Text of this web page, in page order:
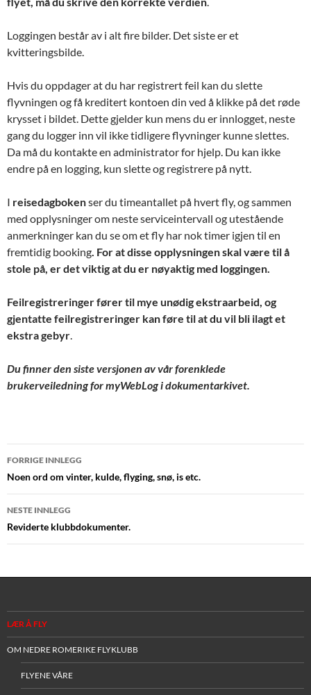
Loggingen består av i alt fire bilder. Det siste er et
kvitteringsbilde.
Hvis du oppdager at du har registrert feil kan du slette
flyvningen og få kreditert kontoen din ved å klikke på det røde
krysset i bildet. Dette gjelder kun mens du er innlogget, neste
gang du logger inn vil ikke tidligere flyvninger kunne slettes.
Da må du kontakte en administrator for hjelp. Du kan ikke
endre på en logging, kun slette og registrere på nytt.
I reisedagbokenser du timeantallet på hvert fly, og sammen
med opplysninger om neste serviceintervall og utestående
anmerkninger kan du se om et fly har nok timer igjen til en
fremtidig booking. For at disse opplysningen skal være til å
stole på, er det viktig at du er nøyaktig med loggingen.
Feilregistreringer fører til mye unødig ekstraarbeid, og
gjentatte feilregistreringer kan føre til at du vil bli ilagt et
ekstra gebyr.
Du finner den siste versjonen av vår forenklede
brukerveiledning for myWebLog i dokumentarkivet.
Innleggsnavigasjon
FORRIGE INNLEGG
Noen ord om vinter, kulde, flyging, snø, is etc.
NESTE INNLEGG
Reviderte klubbdokumenter.
LÆR Å FLY
OM NEDRE ROMERIKE FLYKLUBB
FLYENE VÅRE